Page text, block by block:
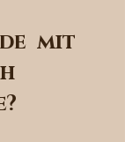
mit